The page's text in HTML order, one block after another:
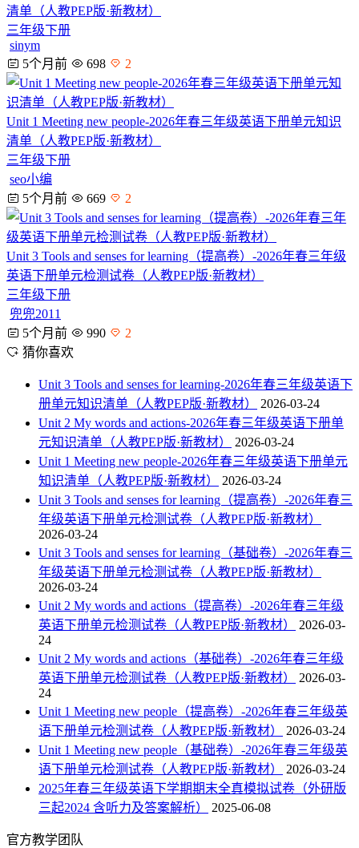
清单（人教PEP版·新教材）
三年级下册
sinym
5个月前
698 2
Unit 1 Meeting new people-2026年春三年级英语下册单元知识
清单（人教PEP版·新教材）
三年级下册
seo小编
5个月前
669 2
Unit 3 Tools and senses for learning（提高卷）-2026年春三年级
英语下册单元检测试卷（人教PEP版·新教材）
三年级下册
兜兜2011
5个月前
990
2
猜你喜欢
Unit 3 Tools and senses for learning-2026年春三年级英语下
册单元知识清单（人教PEP版·新教材）
2026-03-24
Unit 2 My words and actions-2026年春三年级英语下册单
元知识清单（人教PEP版·新教材）
2026-03-24
Unit 1 Meeting new people-2026年春三年级英语下册单元
知识清单（人教PEP版·新教材）
2026-03-24
Unit 3 Tools and senses for learning（提高卷）-2026年春三
年级英语下册单元检测试卷（人教PEP版·新教材）
2026-03-24
Unit 3 Tools and senses for learning（基础卷）-2026年春三
年级英语下册单元检测试卷（人教PEP版·新教材）
2026-03-24
Unit 2 My words and actions（提高卷）-2026年春三年级
英语下册单元检测试卷（人教PEP版·新教材）
2026-03-
24
Unit 2 My words and actions（基础卷）-2026年春三年级
英语下册单元检测试卷（人教PEP版·新教材）
2026-03-
24
Unit 1 Meeting new people（提高卷）-2026年春三年级英
语下册单元检测试卷（人教PEP版·新教材）
2026-03-24
Unit 1 Meeting new people（基础卷）-2026年春三年级英
语下册单元检测试卷（人教PEP版·新教材）
2026-03-24
2025年春三年级英语下学期期末全真模拟试卷（外研版
三起2024 含听力及答案解析）
2025-06-08
官方教学团队